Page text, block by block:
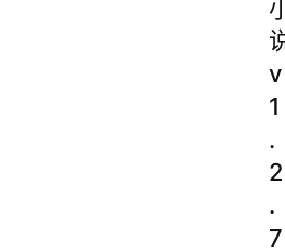
v
1
.
2
.
7